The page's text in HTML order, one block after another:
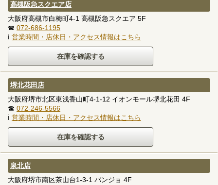
高槻阪急スクエア店
大阪府高槻市白梅町4-1 高槻阪急スクエア 5F
☎ 072-686-1195
ℹ 営業時間・店休日・アクセス情報はこちら
堺北花田店
大阪府堺市北区東浅香山町4-1-12 イオンモール堺北花田 4F
☎ 072-246-5566
ℹ 営業時間・店休日・アクセス情報はこちら
泉北店
大阪府堺市南区茶山台1-3-1 パンジョ 4F